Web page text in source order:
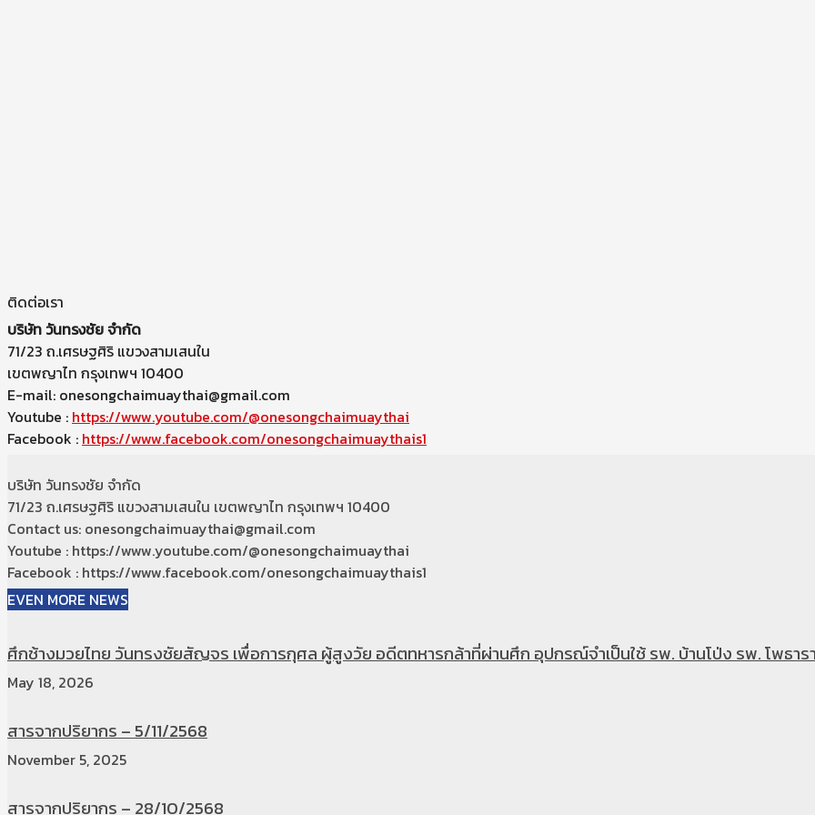
ติดต่อเรา
บริษัท วันทรงชัย จำกัด
71/23 ถ.เศรษฐศิริ แขวงสามเสนใน
เขตพญาไท กรุงเทพฯ 10400
E-mail: onesongchaimuaythai@gmail.com
Youtube : https://www.youtube.com/@onesongchaimuaythai
Facebook : https://www.facebook.com/onesongchaimuaythais1
บริษัท วันทรงชัย จำกัด
71/23 ถ.เศรษฐศิริ แขวงสามเสนใน เขตพญาไท กรุงเทพฯ 10400
Contact us: onesongchaimuaythai@gmail.com
Youtube : https://www.youtube.com/@onesongchaimuaythai
Facebook : https://www.facebook.com/onesongchaimuaythais1
EVEN MORE NEWS
ศึกช้างมวยไทย วันทรงชัยสัญจร เพื่อการกุศล ผู้สูงวัย อดีตทหารกล้าที่ผ่านศึก อุปกรณ์จำเป็นใช้ รพ. บ้านโป่ง รพ. โพธารา
May 18, 2026
สารจากปริยากร – 5/11/2568
November 5, 2025
สารจากปริยากร – 28/10/2568